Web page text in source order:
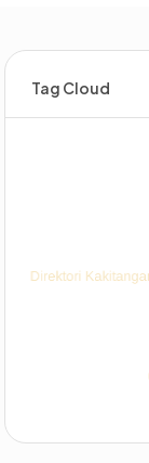
Tag Cloud